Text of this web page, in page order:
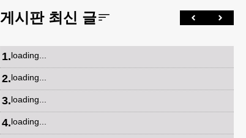
게시판 최신 글
1.loading...
2.loading...
3.loading...
4.loading...